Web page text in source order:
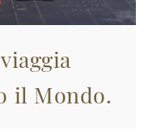
il Mondo.